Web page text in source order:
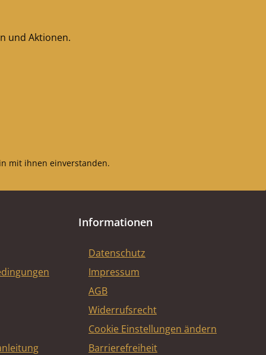
und Aktionen.
mit ihnen einverstanden.
Informationen
Datenschutz
Impressum
AGB
Widerrufsrecht
Cookie Einstellungen ändern
Barrierefreiheit